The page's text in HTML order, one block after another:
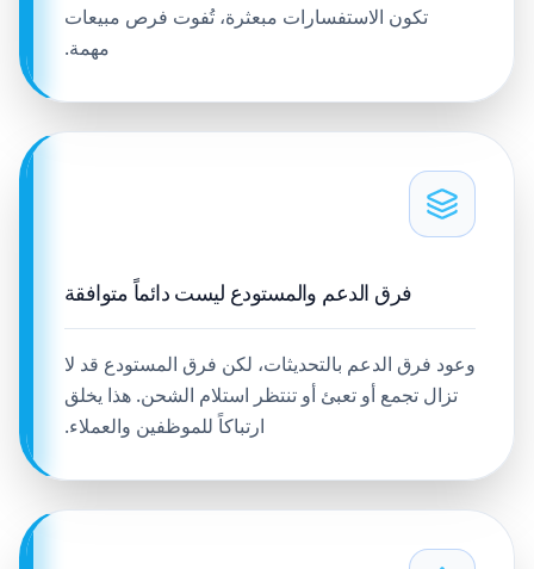
تكون الاستفسارات مبعثرة، تُفوت فرص مبيعات
مهمة.
فرق الدعم والمستودع ليست دائماً متوافقة
وعود فرق الدعم بالتحديثات، لكن فرق المستودع قد لا
تزال تجمع أو تعبئ أو تنتظر استلام الشحن. هذا يخلق
ارتباكاً للموظفين والعملاء.